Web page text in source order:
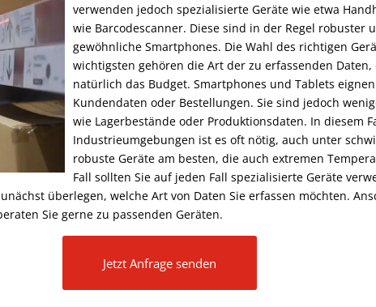
verwenden jedoch spezialisierte Geräte wie etwa
wie Barcodescanner. Diese sind in der Regel robuster
gewöhnliche Smartphones. Die Wahl des richtigen
wichtigsten gehören die Art der zu erfassenden
natürlich das Budget. Smartphones und Tablets
Kundendaten oder Bestellungen. Sie sind jedoch
wie Lagerbestände oder Produktionsdaten. In diesem
Industrieumgebungen ist es oft nötig, auch unter
robuste Geräte am besten, die auch extremen
Fall sollten Sie auf jeden Fall spezialisierte Geräte
überlegen, welche Art von Daten Sie erfassen möchten.
Sie gerne zu passenden Geräten.
Jetzt Anfrage senden